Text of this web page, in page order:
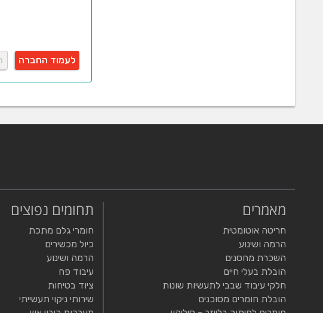
לעמוד החברה
מאמרים
חריטה אוטומטית
הרמה ושינוע
השכרת מחסנים
הובלת בעלי חיים
חלקי עיבוד שבבי לתעשיות שונות
הובלת חומרים מסוכנים
תחומים נפוצים
חומרי גלם מתכת
כיול מכשירים
הרמה ושינוע
עיבוד פח
ציוד בטיחות
שירותי ניקוי תעשייתי